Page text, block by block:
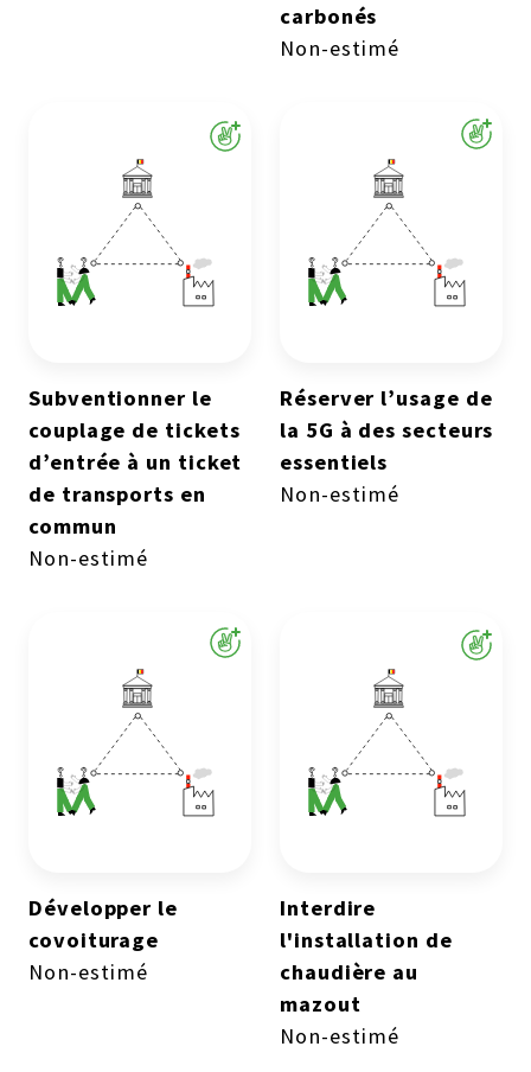
carbonés
Non-estimé
Subventionner le
couplage de tickets
d’entrée à un ticket
de transports en
commun
Non-estimé
Réserver l’usage de
la 5G à des secteurs
essentiels
Non-estimé
Développer le
covoiturage
Non-estimé
Interdire
l'installation de
chaudière au
mazout
Non-estimé